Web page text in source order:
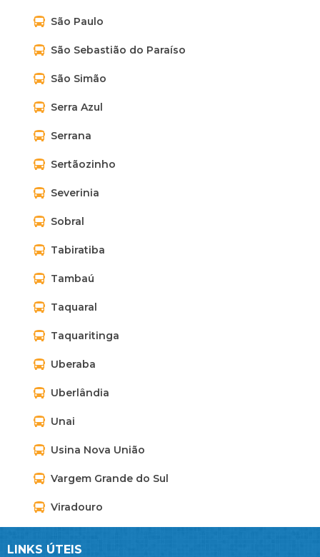
São Paulo
São Sebastião do Paraíso
São Simão
Serra Azul
Serrana
Sertãozinho
Severinia
Sobral
Tabiratiba
Tambaú
Taquaral
Taquaritinga
Uberaba
Uberlândia
Unai
Usina Nova União
Vargem Grande do Sul
Viradouro
LINKS ÚTEIS